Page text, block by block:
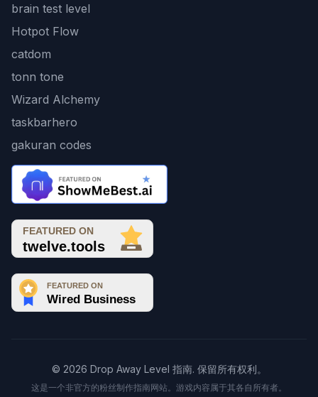
brain test level
Hotpot Flow
catdom
tonn tone
Wizard Alchemy
taskbarhero
gakuran codes
© 2026 Drop Away Level 指南. 保留所有权利。
这是一个非官方的粉丝制作指南网站。游戏内容属于其各自所有者。